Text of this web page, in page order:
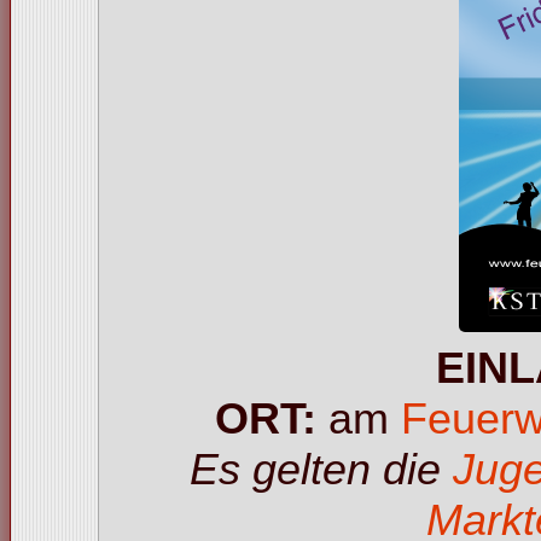
ORT: am
Es gelten die